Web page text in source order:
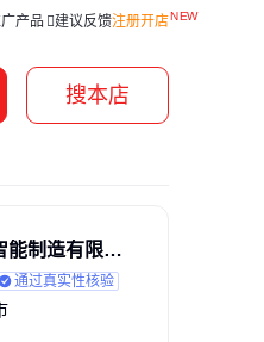
产品 建议反馈注册开店
搜本店
沈阳金科华智能制造有限公司
通过真实性核验